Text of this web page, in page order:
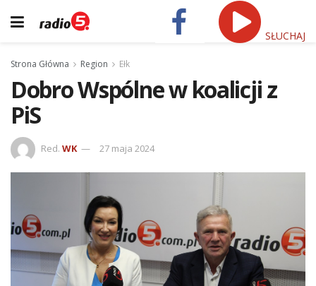
SŁUCHAJ
Strona Główna Region Ełk
Dobro Wspólne w koalicji z
PiS
Red. WK 27 maja 2024